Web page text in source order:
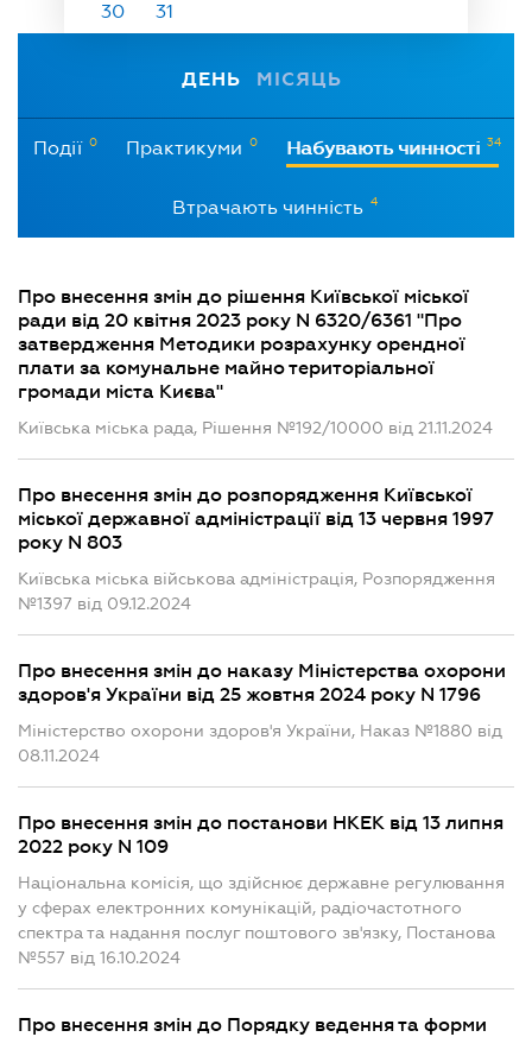
30
31
ДЕНЬ МІСЯЦЬ
Події 0 Практикуми 0 Набувають чинності 34
Втрачають чинність 4
Про внесення змін до рішення Київської міської
ради від 20 квітня 2023 року N 6320/6361 "Про
затвердження Методики розрахунку орендної
плати за комунальне майно територіальної
громади міста Києва"
Київська міська рада, Рішення №192/10000 від 21.11.2024
Про внесення змін до розпорядження Київської
міської державної адміністрації від 13 червня 1997
року N 803
Київська міська військова адміністрація, Розпорядження
№1397 від 09.12.2024
Про внесення змін до наказу Міністерства охорони
здоров'я України від 25 жовтня 2024 року N 1796
Міністерство охорони здоров'я України, Наказ №1880 від
08.11.2024
Про внесення змін до постанови НКЕК від 13 липня
2022 року N 109
Національна комісія, що здійснює державне регулювання
у сферах електронних комунікацій, радіочастотного
спектра та надання послуг поштового зв'язку, Постанова
№557 від 16.10.2024
Про внесення змін до Порядку ведення та форми